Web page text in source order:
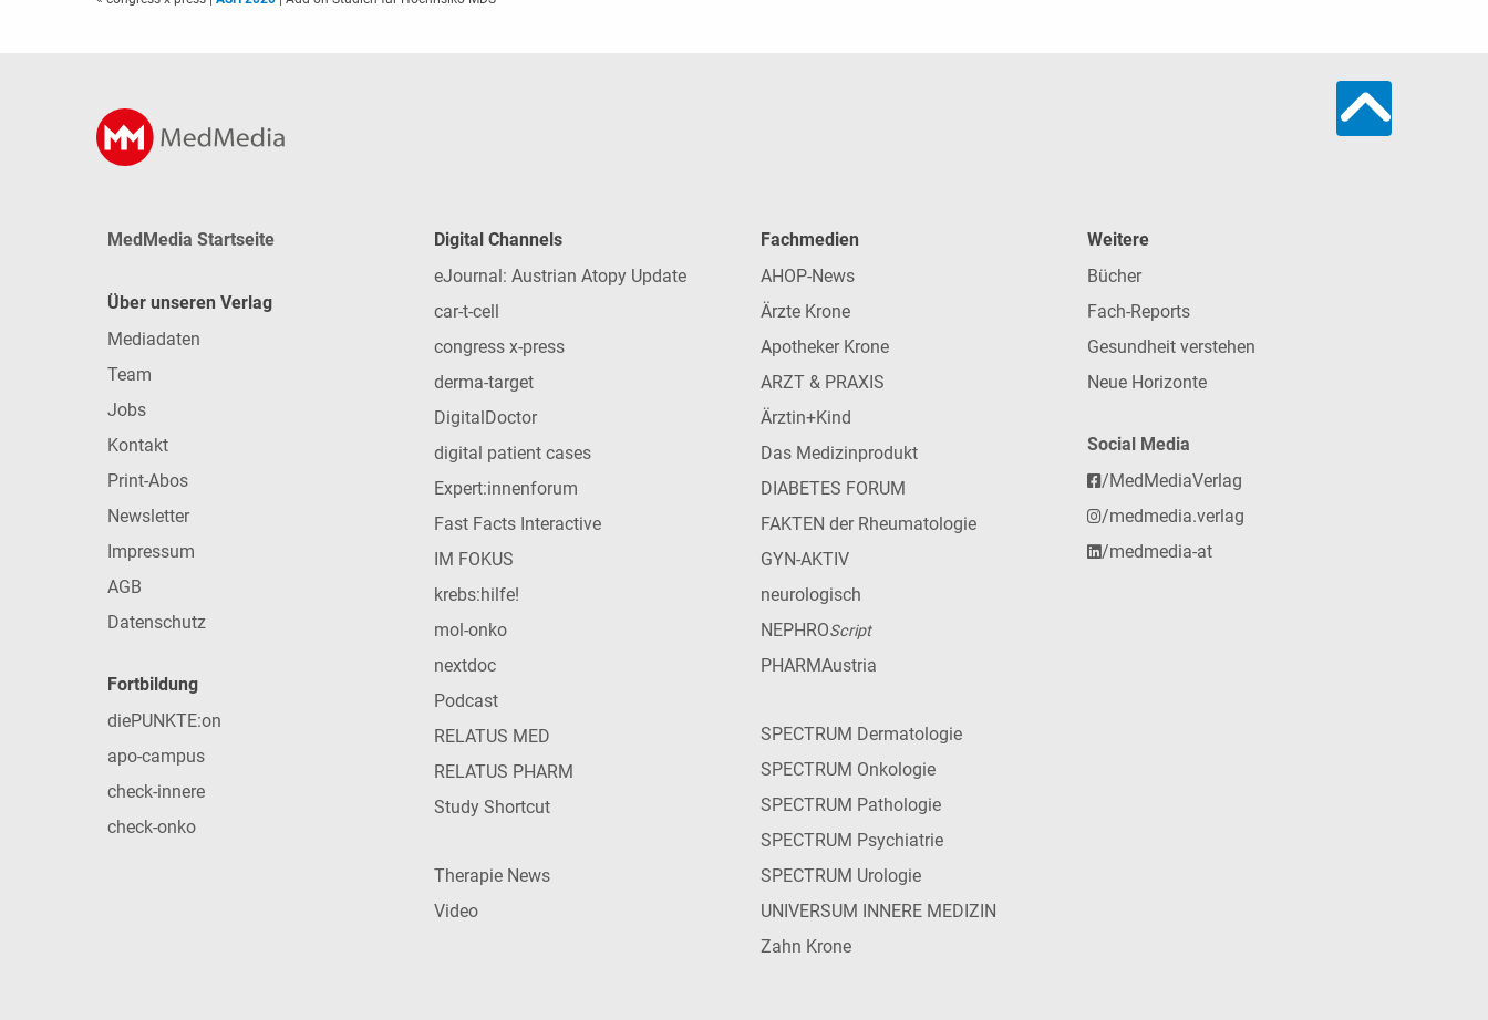
MedMedia Startseite
Über unseren Verlag
Mediadaten
Team
Jobs
Kontakt
Print-Abos
Newsletter
Impressum
AGB
Datenschutz
Fortbildung
diePUNKTE:on
apo-campus
check-innere
check-onko
Digital Channels
eJournal: Austrian Atopy Update
car-t-cell
congress x-press
derma-target
DigitalDoctor
digital patient cases
Expert:innenforum
Fast Facts Interactive
IM FOKUS
krebs:hilfe!
mol-onko
nextdoc
Podcast
RELATUS MED
RELATUS PHARM
Study Shortcut
Therapie News
Video
Fachmedien
AHOP-News
Ärzte Krone
Apotheker Krone
ARZT & PRAXIS
Ärztin+Kind
Das Medizinprodukt
DIABETES FORUM
FAKTEN der Rheumatologie
GYN-AKTIV
neurologisch
NEPHROScript
PHARMAustria
SPECTRUM Dermatologie
SPECTRUM Onkologie
SPECTRUM Pathologie
SPECTRUM Psychiatrie
SPECTRUM Urologie
UNIVERSUM INNERE MEDIZIN
Zahn Krone
Weitere
Bücher
Fach-Reports
Gesundheit verstehen
Neue Horizonte
Social Media
/MedMediaVerlag
/medmedia.verlag
/medmedia-at